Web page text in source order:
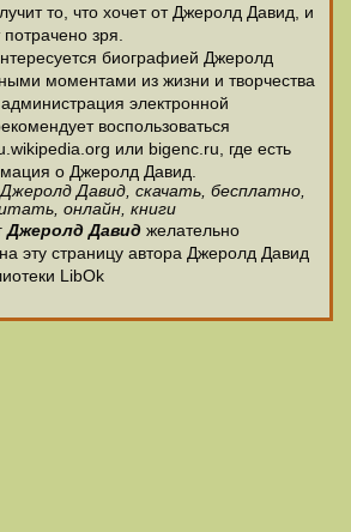
то, что хочет от Джеролд Давид, и
зря.
биографией Джеролд
моментами из жизни и творчества
электронной
воспользоваться
или bigenc.ru, где есть
о Джеролд Давид.
Давид, скачать, бесплатно,
онлайн, книги
Джеролд Давид желательно
эту страницу автора Джеролд Давид
LibOk